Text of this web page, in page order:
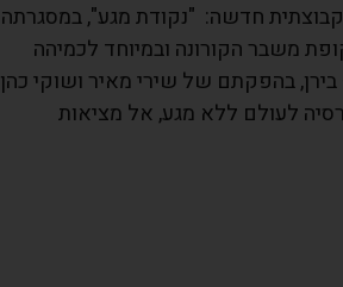
קבוצתית חדשה: "נקודת מגע", במסגרתה
לתקופת משבר הקורונה ובמיוחד לכמיהה
בהפקתם של שירי מאיר ושוקי כהן
לעולם ללא מגע, אל מציאות